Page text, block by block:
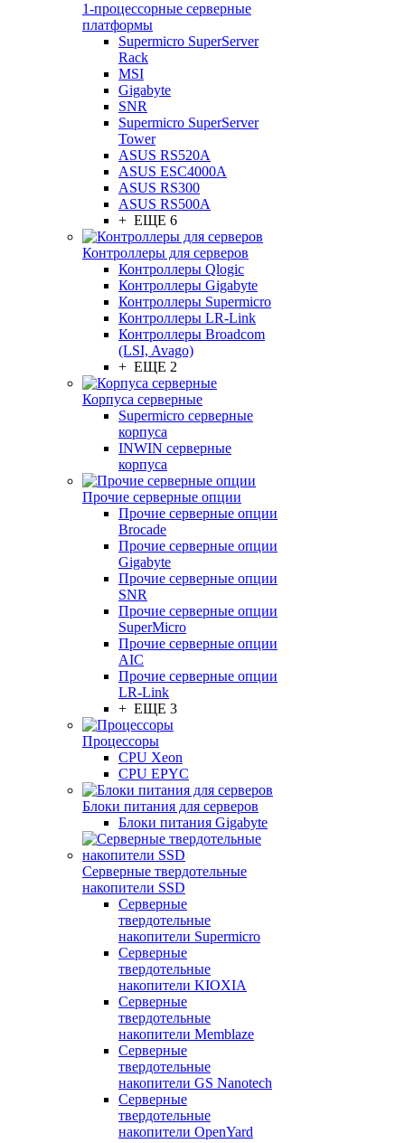
1-процессорные серверные
платформы
Supermicro SuperServer
Rack
MSI
Gigabyte
SNR
Supermicro SuperServer
Tower
ASUS RS520A
ASUS ESC4000A
ASUS RS300
ASUS RS500A
+ ЕЩЕ 6
Контроллеры для серверов
Контроллеры Qlogic
Контроллеры Gigabyte
Контроллеры Supermicro
Контроллеры LR-Link
Контроллеры Broadcom
(LSI, Avago)
+ ЕЩЕ 2
Корпуса серверные
Supermicro серверные
корпуса
INWIN серверные
корпуса
Прочие серверные опции
Прочие серверные опции
Brocade
Прочие серверные опции
Gigabyte
Прочие серверные опции
SNR
Прочие серверные опции
SuperMicro
Прочие серверные опции
AIC
Прочие серверные опции
LR-Link
+ ЕЩЕ 3
Процессоры
CPU Xeon
CPU EPYC
Блоки питания для серверов
Блоки питания Gigabyte
Серверные твердотельные
накопители SSD
Cерверные
твердотельные
накопители Supermicro
Cерверные
твердотельные
накопители KIOXIA
Cерверные
твердотельные
накопители Memblaze
Cерверные
твердотельные
накопители GS Nanotech
Серверные
твердотельные
накопители OpenYard